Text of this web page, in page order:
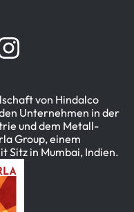
von Hindalco
Unternehmen in der
und dem Metall-
Group, einem
Sitz in Mumbai, Indien.